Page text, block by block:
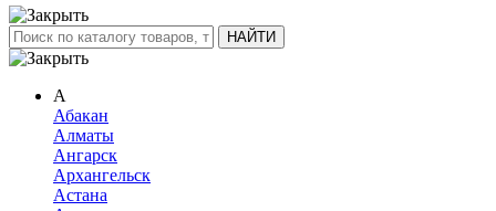
А
Абакан
Алматы
Ангарск
Архангельск
Астана